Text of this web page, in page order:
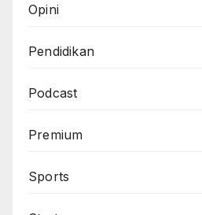
Opini
Pendidikan
Podcast
Premium
Sports